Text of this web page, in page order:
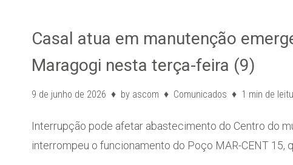
Casal atua em manutenção
Maragogi nesta terça-feira (9)
9 de junho de 2026 by ascom Comunicados 1 min de
Interrupção pode afetar abastecimento do Centro do
interrompeu o funcionamento do Poço MAR-CENT 15,